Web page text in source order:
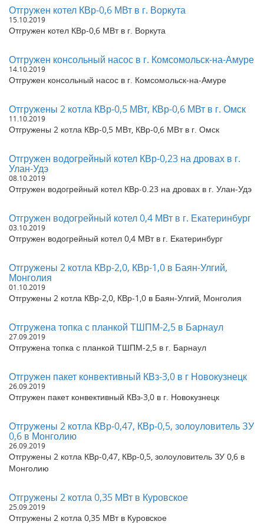
Отгружены комплектующие топки ТШПМ в г. Новосибирск
Отгружен Батарейный циклон БЦ-2-5х(3+2) в г. Красноярск
Отгружен водогрейный стальной отопительный котел КВр-1,0
Отгружен Котел на дровах 0,3 Гкал в г. Архангельск
Отгружен КП 1000 на угле в г. Уссурийск
Отгружен Твердотопливный парогенератор 700 кг в г. Иркутск
Отгружен КВ 500 на угле в г. Абакан
Отгружен Котел КВр-0,2 в г. Иркутск
Отгружен КВ 700 на угле в г. Новосибирск
в г. Иркутск
Отгружен циклон ЦН-15-500-2УП в г. Челябинск
Отгружен угольный паровой котел КП 700 в г. Иркутск
Веселый
Отгружена МКУ 1,1 Мвт в д. Бурмистрово, Новосибирской
области
Отгружен котел на дровах 1,0 Гкал в г. Москва
Отгружен котел КВр-0,5 в г. Ялта
Отгружен паровой котел КП 500 в г. Барнаул
Отгружен котел КВр-0,6 в Республику Бурятия
Отгружен паровой котел КП 300 в г. Ирбит
Отгружен котел на угле КВр-1,0 в г. Хабаровск
Отгружен водогрейный стальной отопительный котел КВр-0,3
в г. Барнаул
Отгружен водогрейный котел КВа мощностью 0,5 МВт в г.
Омск
Отгружен котел на дровах 0,3 Гкал в г. Новосибирск
Отгружен водогрейный котел КВр-2,0 в г. Бахчисарай
Отгружен котел КП-300 в водогрейном режиме в г. Красноярск
Отгружен котел КВр-0,6 МВт в г. Воркута
15.10.2019
Отгружен котел КВр-0,6 МВт в г. Воркута
Отгружен консольный насос в г. Комсомольск-на-Амуре
14.10.2019
Отгружен консольный насос в г. Комсомольск-на-Амуре
Отгружены 2 котла КВр-0,5 МВт, КВр-0,6 МВт в г. Омск
11.10.2019
Отгружены 2 котла КВр-0,5 МВт, КВр-0,6 МВт в г. Омск
Отгружен водогрейный котел КВр-0,23 на дровах в г.
Улан-Удэ
08.10.2019
Отгружен водогрейный котел КВр-0.23 на дровах в г. Улан-Удэ
Отгружен водогрейный котел 0,4 МВт в г. Екатеринбург
03.10.2019
Отгружен водогрейный котел 0,4 МВт в г. Екатеринбург
Отгружены 2 котла КВр-2,0, КВр-1,0 в Баян-Улгий,
Монголия
01.10.2019
Отгружены 2 котла КВр-2,0, КВр-1,0 в Баян-Улгий, Монголия
Отгружена топка с планкой ТШПМ-2,5 в Барнаул
27.09.2019
Отгружена топка с планкой ТШПМ-2,5 в г. Барнаул
Отгружен пакет конвективный КВз-3,0 в г Новокузнецк
26.09.2019
Отгружен пакет конвективный КВз-3,0 в г. Новокузнецк
Отгружены 2 котла КВр-0,47, КВр-0,5, золоуловитель ЗУ
0,6 в Монголию
26.09.2019
Отгружены 2 котла КВр-0,47, КВр-0,5, золоуловитель ЗУ 0,6 в
Монголию
Отгружены 2 котла 0,35 МВт в Куровское
25.09.2019
Отгружены 2 котла 0,35 МВт в Куровское